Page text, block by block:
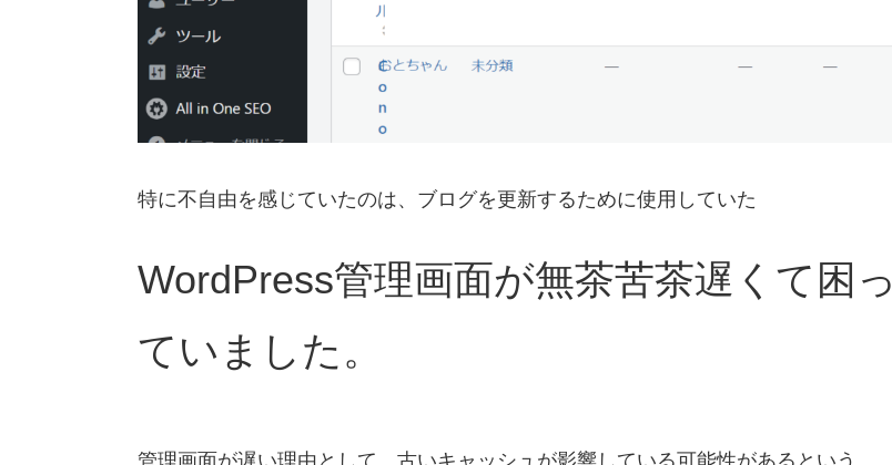
特に不自由を感じていたのは、ブログを更新するために使用していた
WordPress管理画面が無茶苦茶遅くて困っ
ていました。
管理画面が遅い理由として、古いキャッシュが影響している可能性があるという